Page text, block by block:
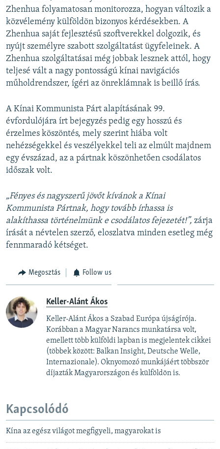
Zhenhua folyamatosan monitorozza, hogyan változik a
közvélemény külföldön bizonyos kérdésekben. A
Zhenhua saját fejlesztésű szoftverekkel dolgozik, és
nyújt személyre szabott szolgáltatást ügyfeleinek. A
Zhenhua szolgáltatásai még jobbak lesznek attól, hogy
teljesé vált a nagy pontosságú kínai navigációs
műholdrendszer, ígéri az önreklámnak is beillő írás.
A Kínai Kommunista Párt alapításának 99.
évfordulójára írt bejegyzés pedig egy hosszú és
érzelmes köszöntés, mely szerint hiába volt
nehézségekkel és veszélyekkel teli az elmúlt majdnem
egy évszázad, az a pártnak köszönhetően csodálatos
időszak volt.
„Fényes és nagyszerű jövőt kívánok a Kínai
Kommunista Pártnak, hogy tovább írhassa is
alakíthassa történelmünk e csodálatos fejezetét!”, zárja
írását a névtelen szerző, eloszlatva minden esetleg még
fennmaradó kétséget.
Megosztás Follow us
Keller-Alánt Ákos
Keller-Alánt Ákos a Szabad Európa újságírója.
Korábban a Magyar Narancs munkatársa volt,
emellett több külföldi lapban is megjelentek cikkei
(többek között: Balkan Insight, Deutsche Welle,
Internazionale). Oknyomozó munkájáért többször
díjazták Magyarországon és külföldön is.
Kapcsolódó
Kína az egész világot megfigyeli, magyarokat is